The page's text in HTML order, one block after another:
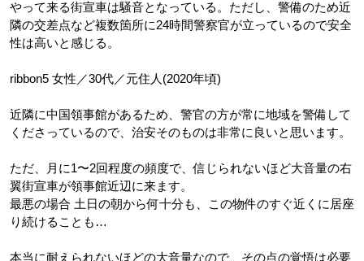
やって来る街宣車は騒音となっている。ただし、警備のため近
隣の交差点など複数箇所に24時間警察官が立っているので安全
性は高いと感じる。
ribbon5 女性／30代／元住人(2020年頃)
近隣に中国領事館があるため、警官の方が常に地域を警備して
くださっているので、治安そのものは非常に良いと思います。
ただ、月に1〜2回程度の頻度で、信じられないほど大音量の右
翼街宣車が領事館近辺に来ます。
最悪の場合 土日の朝から何十分も、この物件のすぐ近くに居座
り続けることも…
本当に耐えられないほどの大音量なので、その点の覚悟は必要